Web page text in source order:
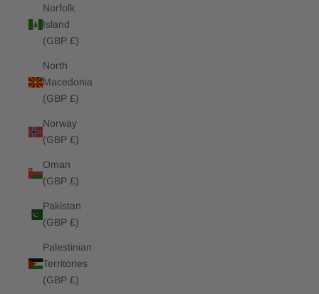
Norfolk
Island
(GBP £)
North
Macedonia
(GBP £)
Norway
(GBP £)
Oman
(GBP £)
Pakistan
(GBP £)
Palestinian
Territories
(GBP £)